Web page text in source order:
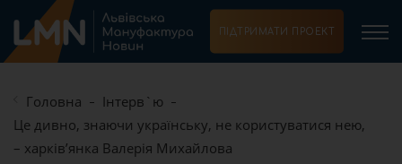
ПІДТРИМАТИ ПРОЕКТ
Головна
Інтерв`ю
Це дивно, знаючи українську, не користуватися нею,
– харків’янка Валерія Михайлова